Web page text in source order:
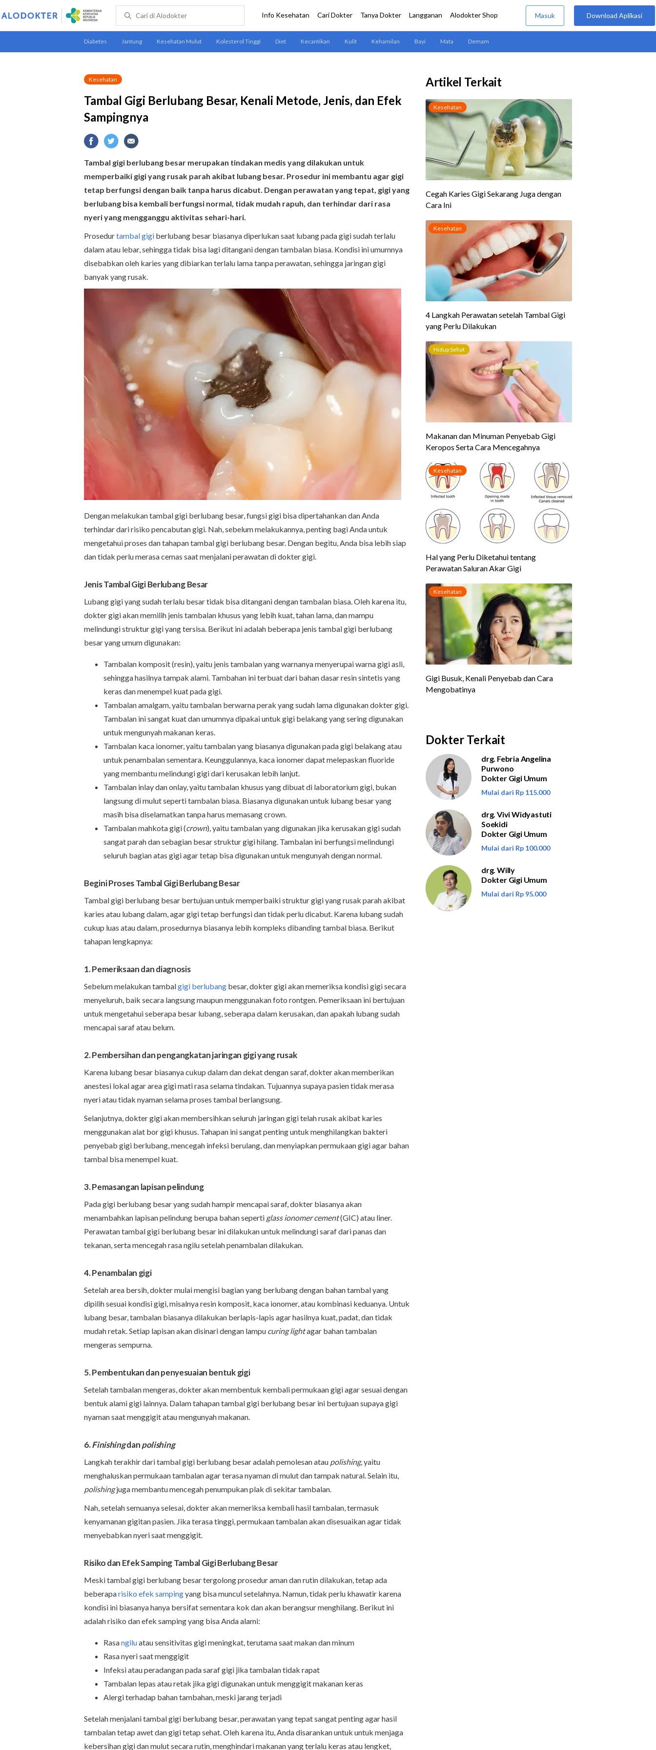
Kesehatan
Tambal Gigi Berlubang Besar, Kenali Metode, Jenis, dan Efek
Sampingnya
Tambal gigi berlubang besar merupakan tindakan medis yang dilakukan untuk
memperbaiki gigi yang rusak parah akibat lubang besar. Prosedur ini membantu agar gigi
tetap berfungsi dengan baik tanpa harus dicabut. Dengan perawatan yang tepat, gigi yang
berlubang bisa kembali berfungsi normal, tidak mudah rapuh, dan terhindar dari rasa
nyeri yang mengganggu aktivitas sehari-hari.
Prosedurtambal gigi berlubang besar biasanya diperlukan saat lubang pada gigi sudah terlalu
dalam atau lebar, sehingga tidak bisa lagi ditangani dengan tambalan biasa. Kondisi ini umumnya
disebabkan oleh karies yang dibiarkan terlalu lama tanpa perawatan, sehingga jaringan gigi
banyak yang rusak.
Dengan melakukan tambal gigi berlubang besar, fungsi gigi bisa dipertahankan dan Anda
terhindar dari risiko pencabutan gigi. Nah, sebelum melakukannya, penting bagi Anda untuk
mengetahui proses dan tahapan tambal gigi berlubang besar. Dengan begitu, Anda bisa lebih siap
dan tidak perlu merasa cemas saat menjalani perawatan di dokter gigi.
Jenis Tambal Gigi Berlubang Besar
Lubang gigi yang sudah terlalu besar tidak bisa ditangani dengan tambalan biasa. Oleh karena itu,
dokter gigi akan memilih jenis tambalan khusus yang lebih kuat, tahan lama, dan mampu
melindungi struktur gigi yang tersisa. Berikut ini adalah beberapa jenis tambal gigi berlubang
besar yang umum digunakan:
Tambalan komposit (resin), yaitu jenis tambalan yang warnanya menyerupai warna gigi asli,
sehingga hasilnya tampak alami. Tambahan ini terbuat dari bahan dasar resin sintetis yang
keras dan menempel kuat pada gigi.
Tambalan amalgam, yaitu tambalan berwarna perak yang sudah lama digunakan dokter gigi.
Tambalan ini sangat kuat dan umumnya dipakai untuk gigi belakang yang sering digunakan
untuk mengunyah makanan keras.
Tambalan kaca ionomer, yaitu tambalan yang biasanya digunakan pada gigi belakang atau
untuk penambalan sementara. Keunggulannya, kaca ionomer dapat melepaskan fluoride
yang membantu melindungi gigi dari kerusakan lebih lanjut.
Tambalan inlay dan onlay, yaitu tambalan khusus yang dibuat di laboratorium gigi, bukan
langsung di mulut seperti tambalan biasa. Biasanya digunakan untuk lubang besar yang
masih bisa diselamatkan tanpa harus memasang crown.
Tambalan mahkota gigi (crown), yaitu tambalan yang digunakan jika kerusakan gigi sudah
sangat parah dan sebagian besar struktur gigi hilang. Tambalan ini berfungsi melindungi
seluruh bagian atas gigi agar tetap bisa digunakan untuk mengunyah dengan normal.
Begini Proses Tambal Gigi Berlubang Besar
Tambal gigi berlubang besar bertujuan untuk memperbaiki struktur gigi yang rusak parah akibat
karies atau lubang dalam, agar gigi tetap berfungsi dan tidak perlu dicabut. Karena lubang sudah
cukup luas atau dalam, prosedurnya biasanya lebih kompleks dibanding tambal biasa. Berikut
tahapan lengkapnya:
1. Pemeriksaan dan diagnosis
Sebelum melakukan tambalgigi berlubang besar, dokter gigi akan memeriksa kondisi gigi secara
menyeluruh, baik secara langsung maupun menggunakan foto rontgen. Pemeriksaan ini bertujuan
untuk mengetahui seberapa besar lubang, seberapa dalam kerusakan, dan apakah lubang sudah
mencapai saraf atau belum.
2. Pembersihan dan pengangkatan jaringan gigi yang rusak
Karena lubang besar biasanya cukup dalam dan dekat dengan saraf, dokter akan memberikan
anestesi lokal agar area gigi mati rasa selama tindakan. Tujuannya supaya pasien tidak merasa
nyeri atau tidak nyaman selama proses tambal berlangsung.
Selanjutnya, dokter gigi akan membersihkan seluruh jaringan gigi telah rusak akibat karies
menggunakan alat bor gigi khusus. Tahapan ini sangat penting untuk menghilangkan bakteri
penyebab gigi berlubang, mencegah infeksi berulang, dan menyiapkan permukaan gigi agar bahan
tambal bisa menempel kuat.
3. Pemasangan lapisan pelindung
Pada gigi berlubang besar yang sudah hampir mencapai saraf, dokter biasanya akan
menambahkan lapisan pelindung berupa bahan seperti glass ionomer cement(GIC) atau liner.
Perawatan tambal gigi berlubang besar ini dilakukan untuk melindungi saraf dari panas dan
tekanan, serta mencegah rasa ngilu setelah penambalan dilakukan.
4. Penambalan gigi
Setelah area bersih, dokter mulai mengisi bagian yang berlubang dengan bahan tambal yang
dipilih sesuai kondisi gigi, misalnya resin komposit, kaca ionomer, atau kombinasi keduanya. Untuk
lubang besar, tambalan biasanya dilakukan berlapis-lapis agar hasilnya kuat, padat, dan tidak
mudah retak. Setiap lapisan akan disinari dengan lampu curing lightagar bahan tambalan
mengeras sempurna.
5. Pembentukan dan penyesuaian bentuk gigi
Setelah tambalan mengeras, dokter akan membentuk kembali permukaan gigi agar sesuai dengan
bentuk alami gigi lainnya. Dalam tahapan tambal gigi berlubang besar ini bertujuan supaya gigi
nyaman saat menggigit atau mengunyah makanan.
6.Finishingdanpolishing
Langkah terakhir dari tambal gigi berlubang besar adalah pemolesan atau polishing, yaitu
menghaluskan permukaan tambalan agar terasa nyaman di mulut dan tampak natural. Selain itu,
polishingjuga membantu mencegah penumpukan plak di sekitar tambalan.
Nah, setelah semuanya selesai, dokter akan memeriksa kembali hasil tambalan, termasuk
kenyamanan gigitan pasien. Jika terasa tinggi, permukaan tambalan akan disesuaikan agar tidak
menyebabkan nyeri saat menggigit.
Risiko dan Efek Samping Tambal Gigi Berlubang Besar
Meski tambal gigi berlubang besar tergolong prosedur aman dan rutin dilakukan, tetap ada
beberaparisiko efek sampingyang bisa muncul setelahnya. Namun, tidak perlu khawatir karena
kondisi ini biasanya hanya bersifat sementara kok dan akan berangsur menghilang. Berikut ini
adalah risiko dan efek samping yang bisa Anda alami:
Rasangiluatau sensitivitas gigi meningkat, terutama saat makan dan minum
Rasa nyeri saat menggigit
Infeksi atau peradangan pada saraf gigi jika tambalan tidak rapat
Tambalan lepas atau retak jika gigi digunakan untuk menggigit makanan keras
Alergi terhadap bahan tambahan, meski jarang terjadi
Setelah menjalani tambal gigi berlubang besar, perawatan yang tepat sangat penting agar hasil
tambalan tetap awet dan gigi tetap sehat. Oleh karena itu, Anda disarankan untuk untuk menjaga
kebersihan gigi dan mulut secara rutin, menghindari makanan yang terlalu keras atau lengket,
Artikel Terkait
Dokter Terkait